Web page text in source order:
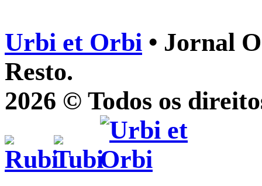
Urbi et Orbi • Jornal
Resto.
2026 © Todos os